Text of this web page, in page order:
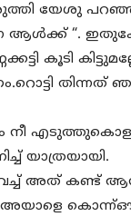
യേശു പറഞ്ഞു
“.
കൂടി
തിന്നത്
നീ
യാത്രയായി.
അത് കണ്ട്